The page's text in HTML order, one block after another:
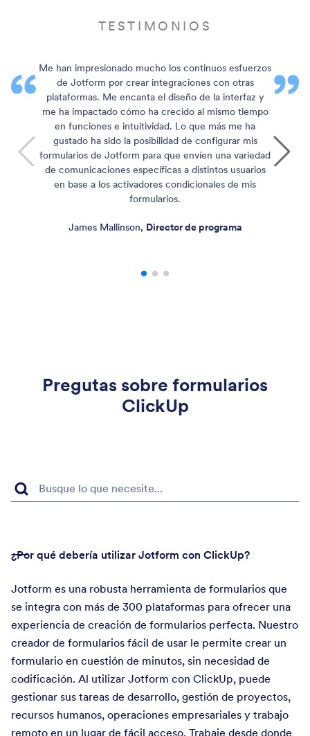
TESTIMONIOS
Me han impresionado mucho los continuos esfuerzos
de Jotform por crear integraciones con otras
plataformas. Me encanta el diseño de la interfaz y
me ha impactado cómo ha crecido al mismo tiempo
en funciones e intuitividad. Lo que más me ha
gustado ha sido la posibilidad de configurar mis
formularios de Jotform para que envíen una variedad
de comunicaciones específicas a distintos usuarios
en base a los activadores condicionales de mis
formularios.
James Mallinson, Director de programa
Pregutas sobre formularios
ClickUp
¿Por qué debería utilizar Jotform con ClickUp?
Jotform es una robusta herramienta de formularios que
se integra con más de 300 plataformas para ofrecer una
experiencia de creación de formularios perfecta. Nuestro
creador de formularios fácil de usar le permite crear un
formulario en cuestión de minutos, sin necesidad de
codificación. Al utilizar Jotform con ClickUp, puede
gestionar sus tareas de desarrollo, gestión de proyectos,
recursos humanos, operaciones empresariales y trabajo
remoto en un lugar de fácil acceso. Trabaje desde donde